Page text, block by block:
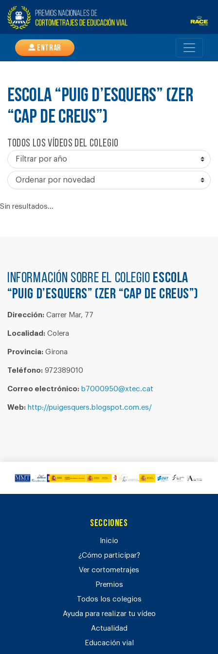
Entrar
ESCOLA “PUIG D’ESQUERS” (ZER
“CAP DE CREUS”)
Todos los vídeos del colegio
Sin resultados...
Información sobre el colegio ESCOLA
“PUIG D’ESQUERS” (ZER “CAP DE CREUS”)
Dirección: Carrer Mar, 77
Localidad: Colera
Provincia: Girona
Teléfono: 972389010
Correo electrónico: b7000950@xtec.cat
Web: http://puigesquers.blogspot.com.es/
Secciones
Inicio
¿Cómo participar?
Ver cortometrajes
Premios
Todos los colegios
Ayuda para realizar tu vídeo
Actualidad
Educación vial